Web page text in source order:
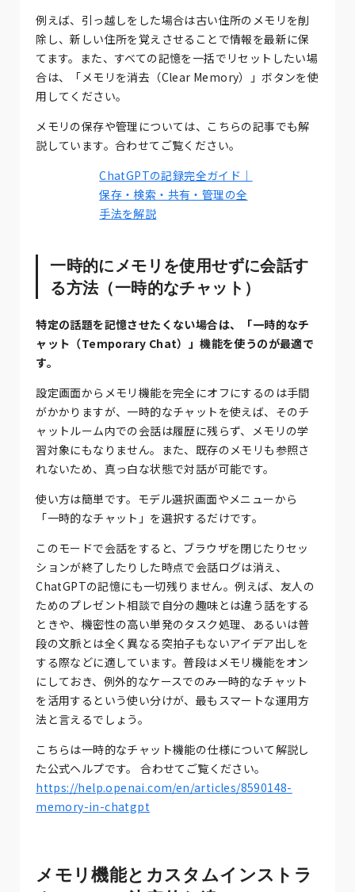
例えば、引っ越しをした場合は古い住所のメモリを削
除し、新しい住所を覚えさせることで情報を最新に保
てます。また、すべての記憶を一括でリセットしたい場
合は、「メモリを消去（Clear Memory）」ボタンを使
用してください。
メモリの保存や管理については、こちらの記事でも解
説しています。合わせてご覧ください。
ChatGPTの記録完全ガイド｜
保存・検索・共有・管理の全
手法を解説
一時的にメモリを使用せずに会話す
る方法（一時的なチャット）
特定の話題を記憶させたくない場合は、「一時的なチ
ャット（Temporary Chat）」機能を使うのが最適で
す。
設定画面からメモリ機能を完全にオフにするのは手間
がかかりますが、一時的なチャットを使えば、そのチ
ャットルーム内での会話は履歴に残らず、メモリの学
習対象にもなりません。また、既存のメモリも参照さ
れないため、真っ白な状態で対話が可能です。
使い方は簡単です。モデル選択画面やメニューから
「一時的なチャット」を選択するだけです。
このモードで会話をすると、ブラウザを閉じたりセッ
ションが終了したりした時点で会話ログは消え、
ChatGPTの記憶にも一切残りません。例えば、友人の
ためのプレゼント相談で自分の趣味とは違う話をする
ときや、機密性の高い単発のタスク処理、あるいは普
段の文脈とは全く異なる突拍子もないアイデア出しを
する際などに適しています。普段はメモリ機能をオン
にしておき、例外的なケースでのみ一時的なチャット
を活用するという使い分けが、最もスマートな運用方
法と言えるでしょう。
こちらは一時的なチャット機能の仕様について解説し
た公式ヘルプです。 合わせてご覧ください。
https://help.openai.com/en/articles/8590148-
memory-in-chatgpt
メモリ機能とカスタムインストラ